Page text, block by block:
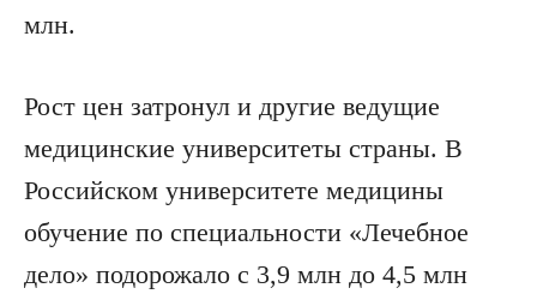
млн.
Рост цен затронул и другие ведущие
медицинские университеты страны. В
Российском университете медицины
обучение по специальности «Лечебное
дело» подорожало с 3,9 млн до 4,5 млн